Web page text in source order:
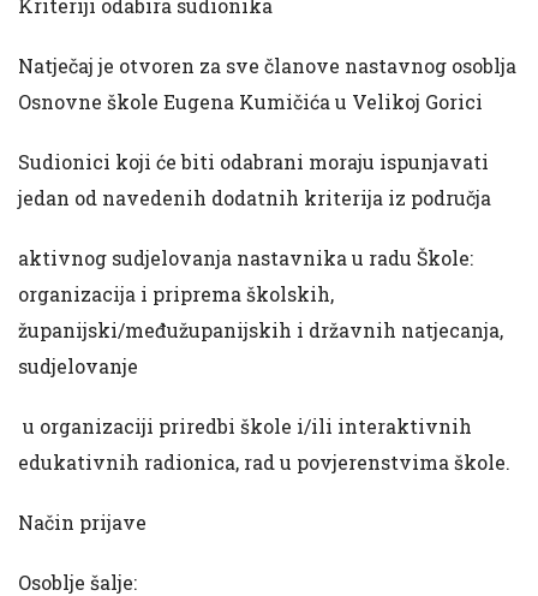
Kriteriji odabira sudionika
Natječaj je otvoren za sve članove nastavnog osoblja
Osnovne škole Eugena Kumičića u Velikoj Gorici
Sudionici koji će biti odabrani moraju ispunjavati
jedan od navedenih dodatnih kriterija iz područja
aktivnog sudjelovanja nastavnika u radu Škole:
organizacija i priprema školskih,
županijski/međužupanijskih i državnih natjecanja,
sudjelovanje
u organizaciji priredbi škole i/ili interaktivnih
edukativnih radionica, rad u povjerenstvima škole.
Način prijave
Osoblje šalje: